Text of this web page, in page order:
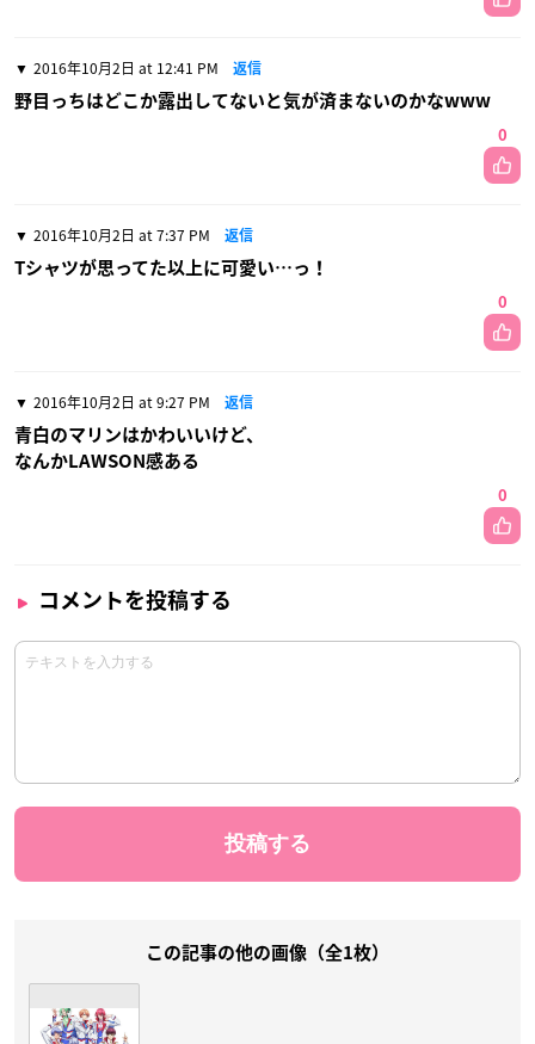
2016年10月2日 at 12:41 PM 返信
野目っちはどこか露出してないと気が済まないのかなwww
0
2016年10月2日 at 7:37 PM 返信
Tシャツが思ってた以上に可愛い…っ！
0
2016年10月2日 at 9:27 PM 返信
青白のマリンはかわいいけど、
なんかLAWSON感ある
0
コメントを投稿する
この記事の他の画像（全1枚）